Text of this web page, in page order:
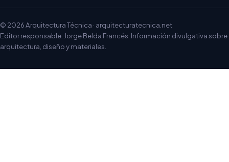
© 2026 Arquitectura Técnica · arquitecturatecnica.net
Editor responsable: Jorge Belda Francés. Información divulgativa sobre
arquitectura, diseño y materiales.